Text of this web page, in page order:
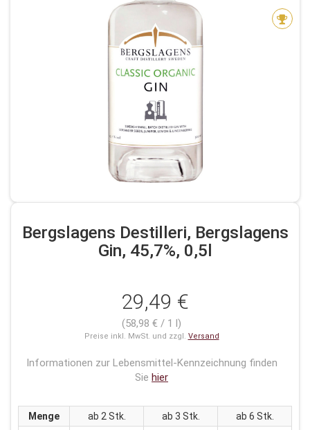
Bergslagens Destilleri, Bergslagens
Gin, 45,7%, 0,5l
29,49 €
(58,98 € / 1 l)
Preise inkl. MwSt. und zzgl. Versand
Informationen zur Lebensmittel-Kennzeichnung finden
Sie hier
Menge ab 2 Stk. ab 3 Stk. ab 6 Stk.